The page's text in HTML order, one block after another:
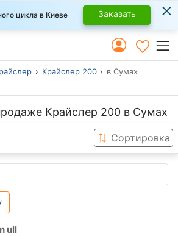
цикла в Киеве Заказать ×
Крайслер 200 в Сумах
Крайслер 200 в Сумах
Сортировка
n ull